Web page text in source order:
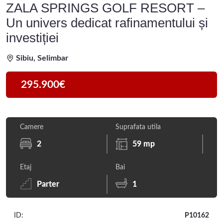
ZALA SPRINGS GOLF RESORT –
Un univers dedicat rafinamentului și
investiției
Sibiu, Selimbar
295.900€
Camere
2
Suprafata utila
59 mp
Etaj
Parter
Bai
1
ID: P10162